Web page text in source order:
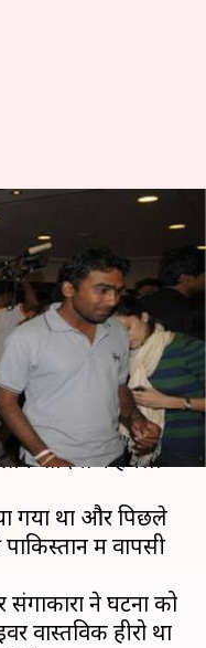
में
कहा-
am
स्टेडियम जा रही
ने हमला
गया था और पिछले
में वापसी
ने घटना को
वास्तविक हीरो था